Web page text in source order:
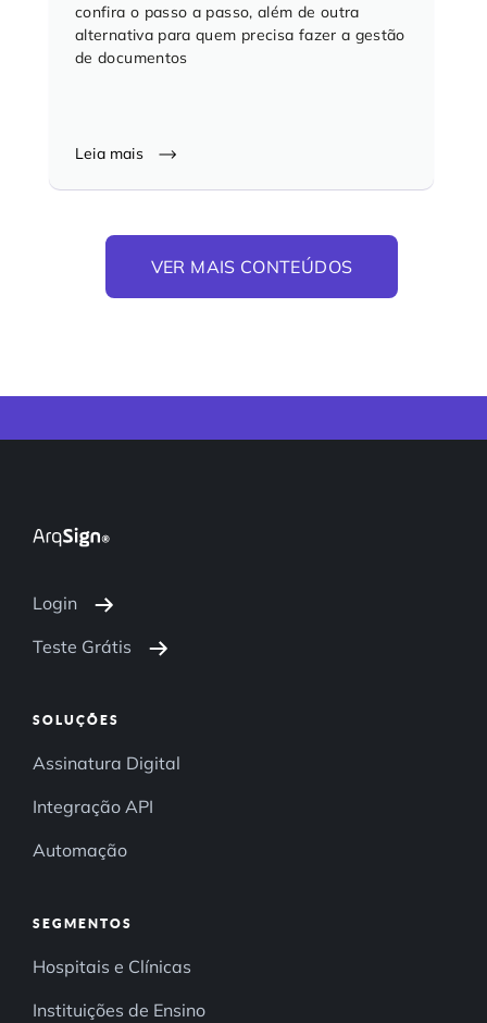
confira o passo a passo, além de outra
alternativa para quem precisa fazer a gestão
de documentos
Leia mais
VER MAIS CONTEÚDOS
Login
Teste Grátis
SOLUÇÕES
Assinatura Digital
Integração API
Automação
SEGMENTOS
Hospitais e Clínicas
Instituições de Ensino